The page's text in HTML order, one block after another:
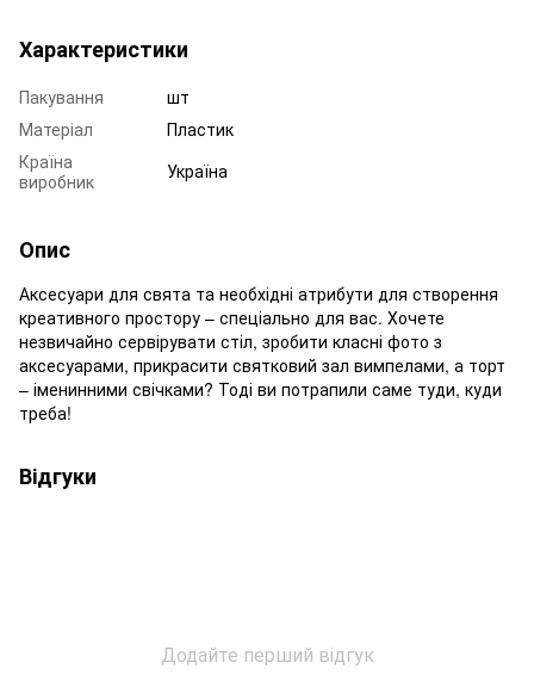
Характеристики
Пакування
шт
Матеріал
Пластик
Країна
виробник
Україна
Опис
Аксесуари для свята та необхідні атрибути для створення
креативного простору – спеціально для вас. Хочете
незвичайно сервірувати стіл, зробити класні фото з
аксесуарами, прикрасити святковий зал вимпелами, а торт
– іменинними свічками? Тоді ви потрапили саме туди, куди
треба!
Відгуки
Додайте перший відгук